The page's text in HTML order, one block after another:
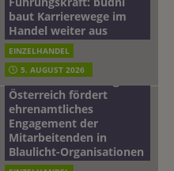
baut Karrierewege im
Handel weiter aus
EINZELHANDEL
5. AUGUST 2026
mehr vom leben tag: dm
Österreich fördert
ehrenamtliches
Engagement der
Mitarbeitenden in
Blaulicht-Organisationen